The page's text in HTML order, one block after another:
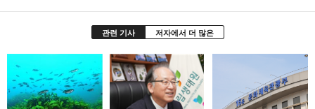
관련 기사 저자에서 더 많은